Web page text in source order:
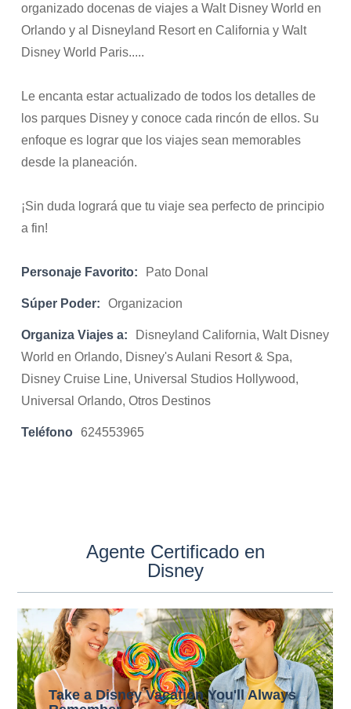
organizado docenas de viajes a Walt Disney World en
Orlando y al Disneyland Resort en California y Walt
Disney World Paris.....
Le encanta estar actualizado de todos los detalles de
los parques Disney y conoce cada rincón de ellos. Su
enfoque es lograr que los viajes sean memorables
desde la planeación.
¡Sin duda logrará que tu viaje sea perfecto de principio
a fin!
Personaje Favorito: Pato Donal
Súper Poder: Organizacion
Organiza Viajes a:
Disneyland California, Walt Disney
World en Orlando, Disney's Aulani Resort & Spa,
Disney Cruise Line, Universal Studios Hollywood,
Universal Orlando, Otros Destinos
Teléfono 624553965